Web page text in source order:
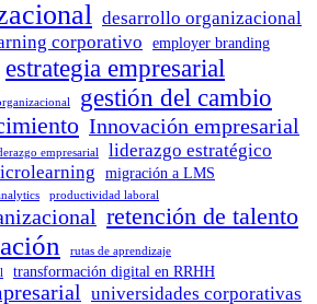
desarrollo organizacional
corporativo
employer branding
estrategia empresarial
gestión del cambio
Innovación empresarial
empresarial
liderazgo estratégico
migración a LMS
productividad laboral
retención de talento
rutas de aprendizaje
transformación digital en RRHH
universidades corporativas